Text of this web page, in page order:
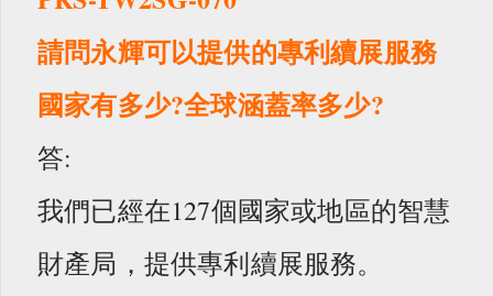
請問永輝可以提供的專利續展服務
國家有多少?全球涵蓋率多少?
答:
我們已經在127個國家或地區的智慧
財產局，提供專利續展服務。